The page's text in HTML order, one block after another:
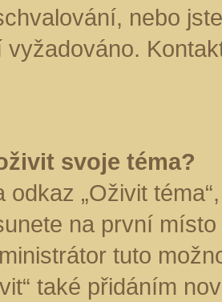
nebo
vyžadováno.
svoje téma?
odkaz „Oživit
na první
tuto
také přidáním